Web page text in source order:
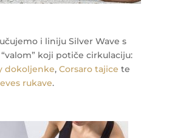
i liniju Silver Wave s
koji potiče cirkulaciju:
dokoljenke, Corsaro tajice te
rukave.